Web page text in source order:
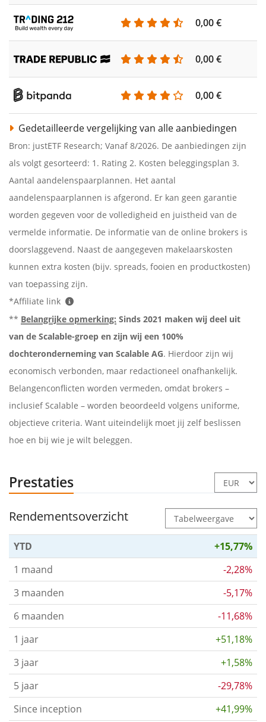
0,00 €
0,00 €
0,00 €
Gedetailleerde vergelijking van alle aanbiedingen
Bron: justETF Research; Vanaf 8/2026. De aanbiedingen zijn
als volgt gesorteerd: 1. Rating 2. Kosten beleggingsplan 3.
Aantal aandelenspaarplannen. Het aantal
aandelenspaarplannen is afgerond. Er kan geen garantie
worden gegeven voor de volledigheid en juistheid van de
vermelde informatie. De informatie van de online brokers is
doorslaggevend. Naast de aangegeven makelaarskosten
kunnen extra kosten (bijv. spreads, fooien en productkosten)
van toepassing zijn.
*Affiliate link
** Belangrijke opmerking: Sinds 2021 maken wij deel uit
van de Scalable-groep en zijn wij een 100%
dochteronderneming van Scalable AG. Hierdoor zijn wij
economisch verbonden, maar redactioneel onafhankelijk.
Belangenconflicten worden vermeden, omdat brokers –
inclusief Scalable – worden beoordeeld volgens uniforme,
objectieve criteria. Want uiteindelijk moet jij zelf beslissen
hoe en bij wie je wilt beleggen.
Prestaties
Rendementsoverzicht
YTD
+15,77%
1 maand
-2,28%
3 maanden
-5,17%
6 maanden
-11,68%
1 jaar
+51,18%
3 jaar
+1,58%
5 jaar
-29,78%
Since inception
+41,99%